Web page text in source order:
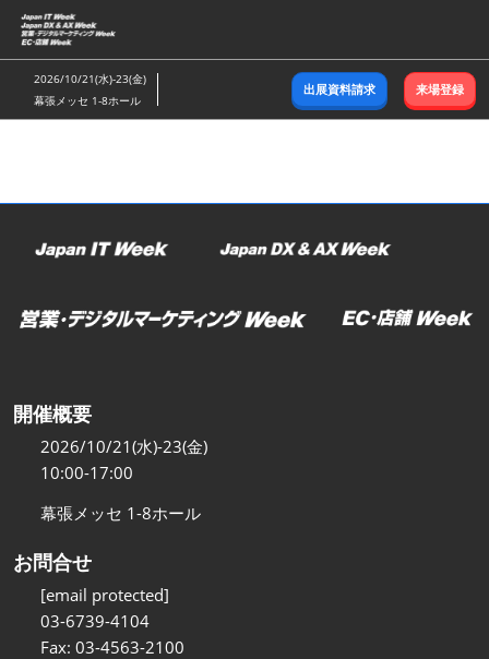
ス
キ
ッ
し
む
2026/10/21(水)-23(金)
幕張メッセ 1-8ホール
出展資料請求 来場登録
開催概要
2026/10/21(水)-23(金)
10:00-17:00
幕張メッセ 1-8ホール
お問合せ
[email protected]
03-6739-4104
Fax: 03-4563-2100